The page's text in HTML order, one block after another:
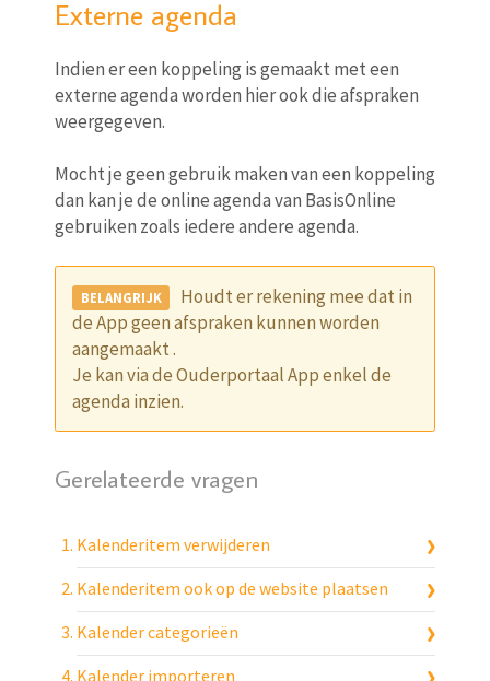
Externe agenda
Indien er een koppeling is gemaakt met een
externe agenda worden hier ook die afspraken
weergegeven.
Mocht je geen gebruik maken van een koppeling
dan kan je de online agenda van BasisOnline
gebruiken zoals iedere andere agenda.
Houdt er rekening mee dat in
de App geen afspraken kunnen worden
aangemaakt .
Je kan via de Ouderportaal App enkel de
agenda inzien.
Gerelateerde vragen
Kalenderitem verwijderen
Kalenderitem ook op de website plaatsen
Kalender categorieën
Kalender importeren